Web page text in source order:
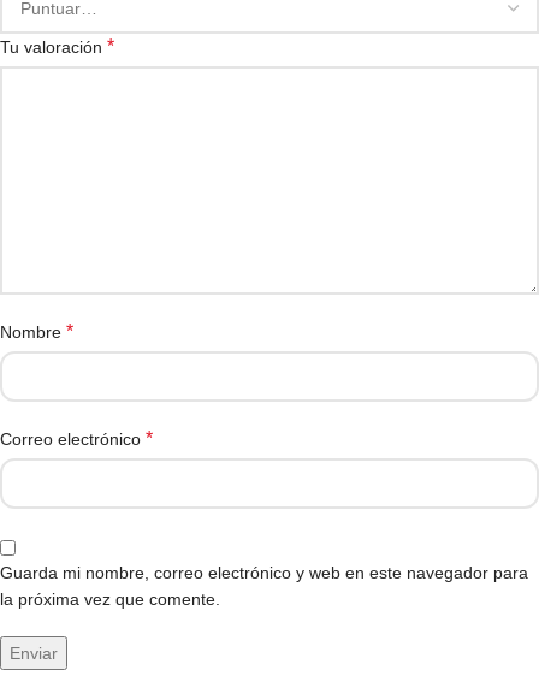
Tu valoración *
Nombre *
Correo electrónico *
Guarda mi nombre, correo electrónico y web en este navegador para
la próxima vez que comente.